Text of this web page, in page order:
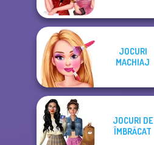
JOCURI
MACHIAJ
JOCURI DE
ÎMBRĂCAT